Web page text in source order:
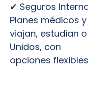
✔ Seguros
Planes médicos
viajan, estudian
Unidos, con
opciones